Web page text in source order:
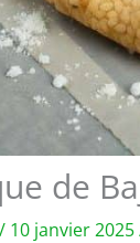
de
/ 10 janvier 2025